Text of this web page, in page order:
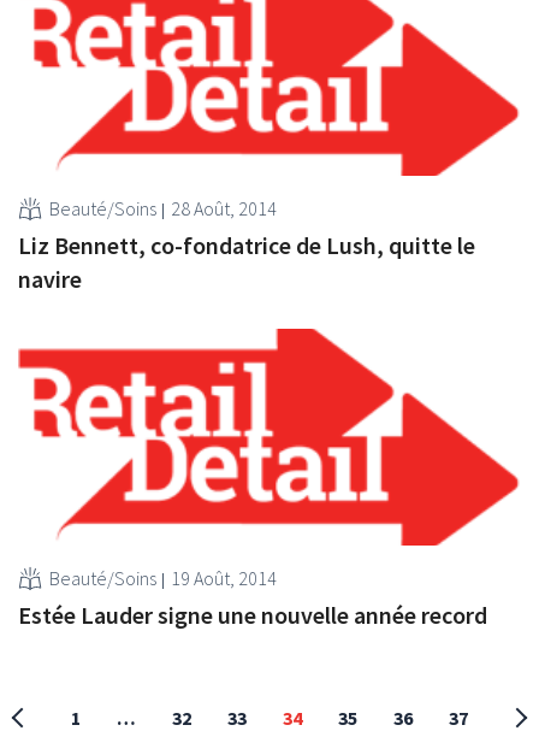
Beauté/Soins 28 Août, 2014
Liz Bennett, co-fondatrice de Lush, quitte le
navire
Beauté/Soins 19 Août, 2014
Estée Lauder signe une nouvelle année record
1 … 32 33 34 35 36 37